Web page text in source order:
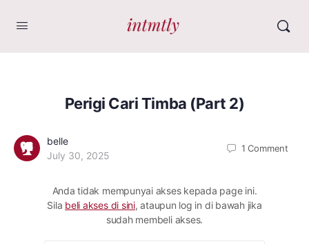
Perigi Cari Timba (Part 2)
belle
July 30, 2025
1Comment
Anda tidak mempunyai akses kepada page ini.
Sila beli akses di sini, ataupun log in di bawah jika
sudah membeli akses.